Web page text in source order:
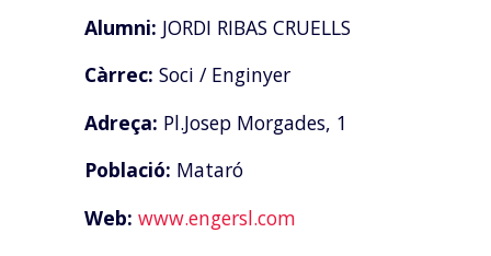
Alumni: JORDI RIBAS CRUELLS
Càrrec: Soci / Enginyer
Adreça: Pl.Josep Morgades, 1
Població: Mataró
Web: www.engersl.com